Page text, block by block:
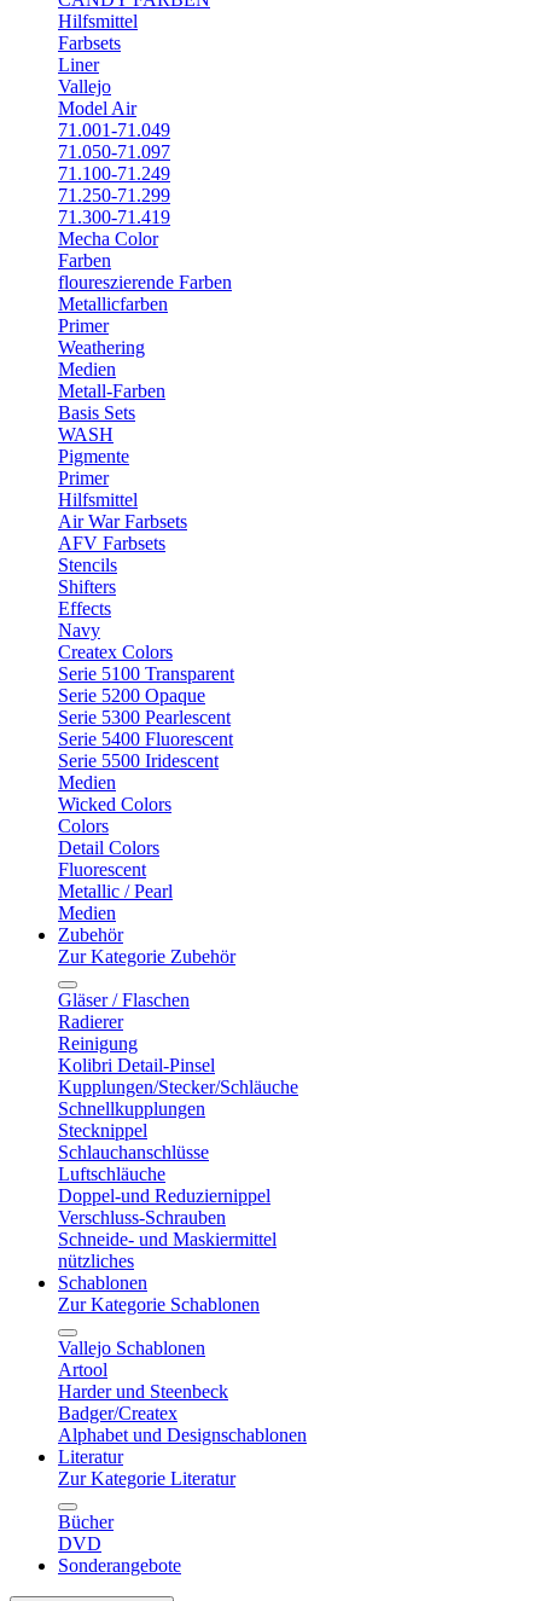
Hilfsmittel
Farbsets
Liner
Vallejo
Model Air
71.001-71.049
71.050-71.097
71.100-71.249
71.250-71.299
71.300-71.419
Mecha Color
Farben
floureszierende Farben
Metallicfarben
Primer
Weathering
Medien
Metall-Farben
Basis Sets
WASH
Pigmente
Primer
Hilfsmittel
Air War Farbsets
AFV Farbsets
Stencils
Shifters
Effects
Navy
Createx Colors
Serie 5100 Transparent
Serie 5200 Opaque
Serie 5300 Pearlescent
Serie 5400 Fluorescent
Serie 5500 Iridescent
Medien
Wicked Colors
Colors
Detail Colors
Fluorescent
Metallic / Pearl
Medien
Zubehör
Zur Kategorie Zubehör
Gläser / Flaschen
Radierer
Reinigung
Kolibri Detail-Pinsel
Kupplungen/Stecker/Schläuche
Schnellkupplungen
Stecknippel
Schlauchanschlüsse
Luftschläuche
Doppel-und Reduziernippel
Verschluss-Schrauben
Schneide- und Maskiermittel
nützliches
Schablonen
Zur Kategorie Schablonen
Vallejo Schablonen
Artool
Harder und Steenbeck
Badger/Createx
Alphabet und Designschablonen
Literatur
Zur Kategorie Literatur
Bücher
DVD
Sonderangebote